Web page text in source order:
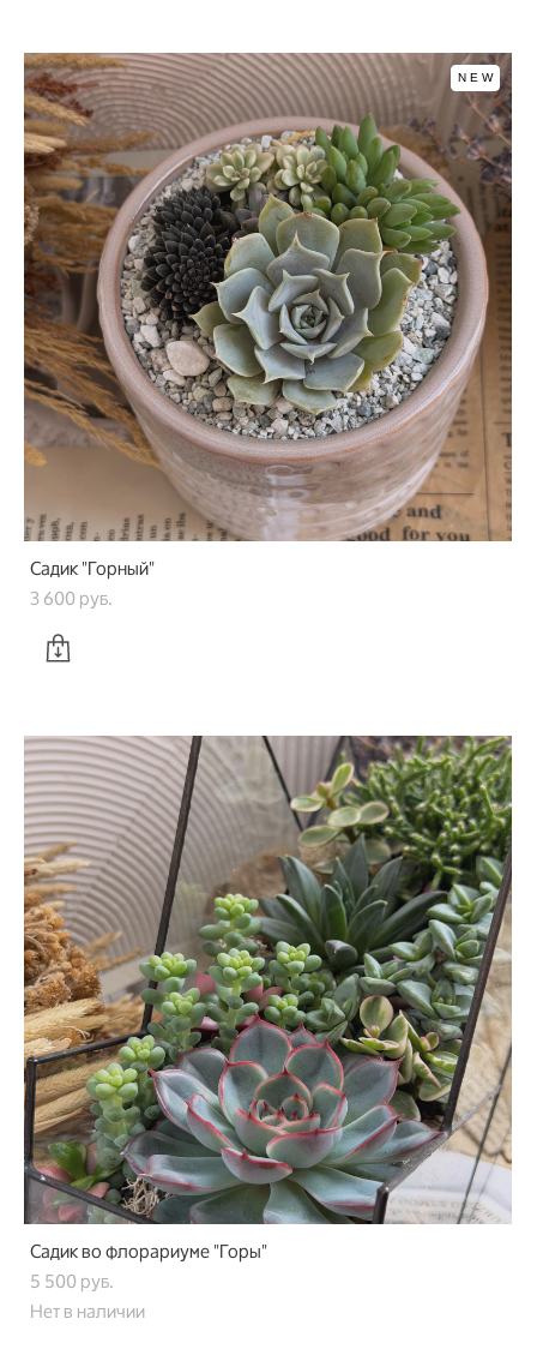
NEW
Садик "Горный"
3 600 pуб.
Садик во флорариуме "Горы"
5 500 pуб.
Нет в наличии